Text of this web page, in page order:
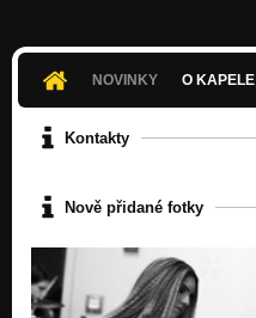
NOVINKY O KAPELE
Kontakty
Nově přidané fotky